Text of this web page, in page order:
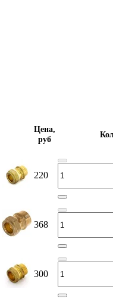
Цена,
руб
220
368
300